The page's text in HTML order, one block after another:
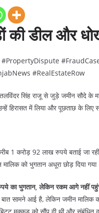
की डील और
#RealEstateRow
सिंह राजू से जुड़े जमीन सौदे के
हिरासत में लिया और पूछताछ के लिए
1 करोड़ 92 लाख रुपये बताई जा
को भुगतान अधूरा छोड़ दिया
का भुगतान, लेकिन रकम आगे नहीं
सामने आई है, लेकिन जमीन मालिक